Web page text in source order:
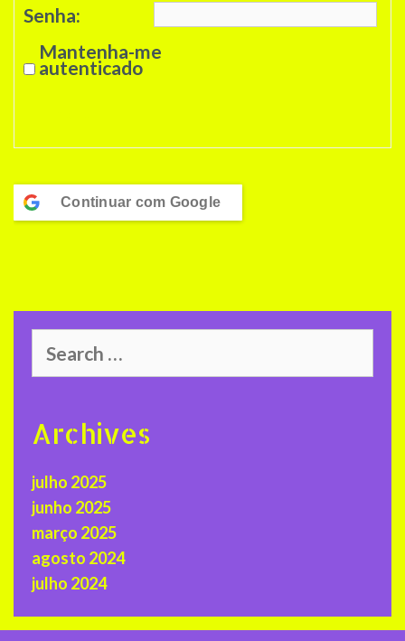
Senha:
Mantenha-me
autenticado
Continuar com Google
for:
Archives
julho 2025
junho 2025
março 2025
agosto 2024
julho 2024